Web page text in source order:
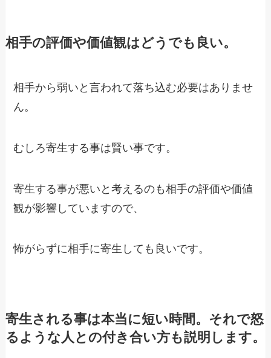
相手の評価や価値観はどうでも良い。
相手から弱いと言われて落ち込む必要はありませ
ん。
むしろ寄生する事は賢い事です。
寄生する事が悪いと考えるのも相手の評価や価値
観が影響していますので、
怖がらずに相手に寄生しても良いです。
寄生される事は本当に短い時間。それで怒
るような人との付き合い方も説明します。